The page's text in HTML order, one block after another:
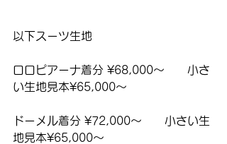
以下スーツ生地
ロロピアーナ着分 ¥68,000〜　　小さ
い生地見本¥65,000〜
ドーメル着分 ¥72,000〜　　小さい生
地見本¥65,000〜